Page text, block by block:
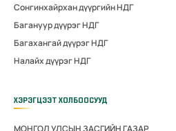
Сонгинхайрхан дүүргийн НДГ
Багануур дүүрэг НДГ
Багахангай дүүрэг НДГ
Налайх дүүрэг НДГ
ХЭРЭГЦЭЭТ ХОЛБООСУУД
МОНГОЛ УЛСЫН ЗАСГИЙН ГАЗАР